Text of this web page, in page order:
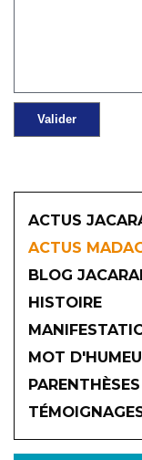
ACTUS
ACTUS
BLOG
HISTOIRE
MOT
JANVIER
AVRIL